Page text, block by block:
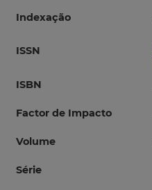
Indexação
ISSN
ISBN
Factor de Impacto
Volume
Série